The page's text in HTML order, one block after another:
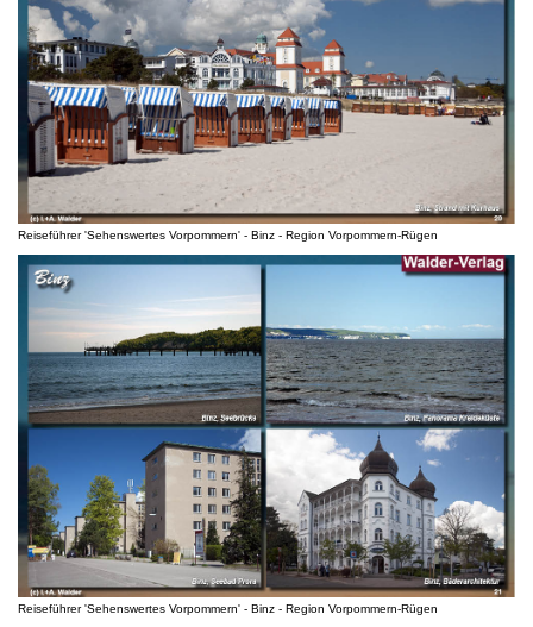
Reiseführer 'Sehenswertes Vorpommern' - Binz - Region Vorpommern-Rügen
Reiseführer 'Sehenswertes Vorpommern' - Binz - Region Vorpommern-Rügen